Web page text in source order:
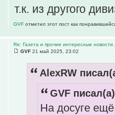
т.к. из другого
GVF отметил этот пост как
Re: Газета и прочие интересные новости
GVF 21 май 2025, 23:02
AlexRW
GVF
На досуге